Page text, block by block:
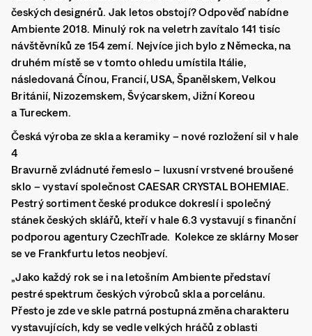
českých designérů. Jak letos obstojí? Odpověď nabídne
Ambiente 2018. Minulý rok na veletrh zavítalo 141 tisíc
návštěvníků ze 154 zemí. Nejvíce jich bylo z Německa, na
druhém místě se v tomto ohledu umístila Itálie,
následovaná Čínou, Francií, USA, Španělskem, Velkou
Británií, Nizozemskem, Švýcarskem, Jižní Koreou
a Tureckem.
Česká výroba ze skla a keramiky – nové rozložení sil v hale
4
Bravurně zvládnuté řemeslo – luxusní vrstvené broušené
sklo – vystaví společnost CAESAR CRYSTAL BOHEMIAE.
Pestrý sortiment české produkce dokreslí i společný
stánek českých sklářů, kteří v hale 6.3 vystavují s finanční
podporou agentury CzechTrade. Kolekce ze sklárny Moser
se ve Frankfurtu letos neobjeví.
„Jako každý rok se i na letošním Ambiente představí
pestré spektrum českých výrobců skla a porcelánu.
Přesto je zde ve skle patrná postupná změna charakteru
vystavujících, kdy se vedle velkých hráčů z oblasti